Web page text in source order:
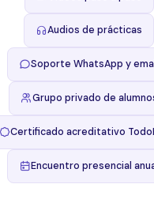
Audios de prácticas
Soporte WhatsApp y
Grupo privado de
Certificado acreditativo
Encuentro presencial